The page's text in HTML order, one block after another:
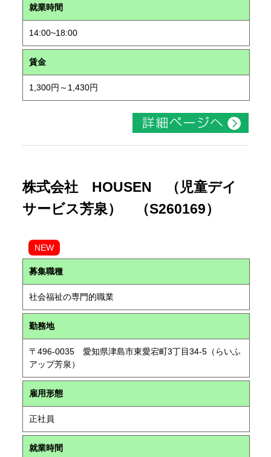
就業時間
14:00~18:00
賃金
1,300円～1,430円
株式会社 HOUSEN （児童デイ
サービス芳泉） （S260169）
NEW
募集職種
社会福祉の専門的職業
勤務地
〒496-0035 愛知県津島市東愛宕町3丁目34-5（らいふ
アップ芳泉）
雇用形態
正社員
就業時間